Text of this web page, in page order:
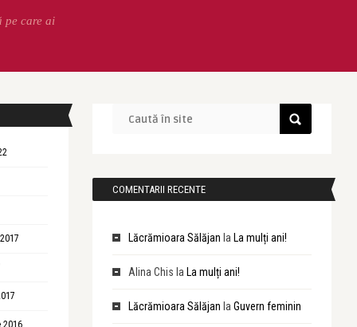
pe care ai
2016
COMENTARII RECENTE
Lăcrămioara Sălăjan la La mulți ani!
Alina Chis la La mulți ani!
Lăcrămioara Sălăjan la Guvern feminin